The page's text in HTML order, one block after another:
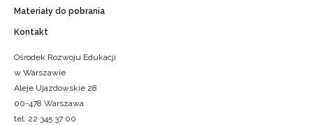
Materiały do pobrania
Kontakt
Ośrodek Rozwoju Edukacji
w Warszawie
Aleje Ujazdowskie 28
00-478 Warszawa
tel. 22 345 37 00